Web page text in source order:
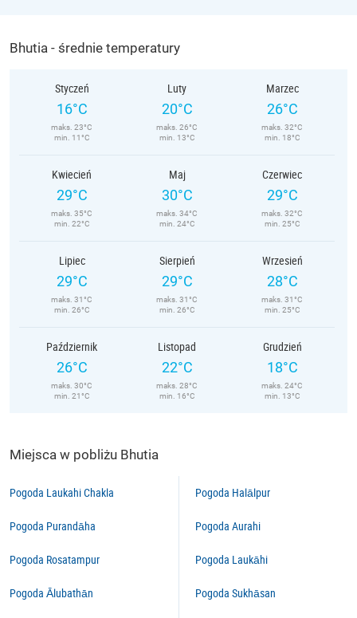
Bhutia - średnie temperatury
Styczeń
16°C
maks. 23°C
min. 11°C
Luty
20°C
maks. 26°C
min. 13°C
Marzec
26°C
maks. 32°C
min. 18°C
Kwiecień
29°C
maks. 35°C
min. 22°C
Maj
30°C
maks. 34°C
min. 24°C
Czerwiec
29°C
maks. 32°C
min. 25°C
Lipiec
29°C
maks. 31°C
min. 26°C
Sierpień
29°C
maks. 31°C
min. 26°C
Wrzesień
28°C
maks. 31°C
min. 25°C
Październik
26°C
maks. 30°C
min. 21°C
Listopad
22°C
maks. 28°C
min. 16°C
Grudzień
18°C
maks. 24°C
min. 13°C
Miejsca w pobliżu Bhutia
Pogoda Laukahi Chakla
Pogoda Purandāha
Pogoda Rosatampur
Pogoda Ālubathān
Pogoda Halālpur
Pogoda Aurahi
Pogoda Laukāhi
Pogoda Sukhāsan